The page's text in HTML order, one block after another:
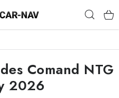
Comand NTG
2026